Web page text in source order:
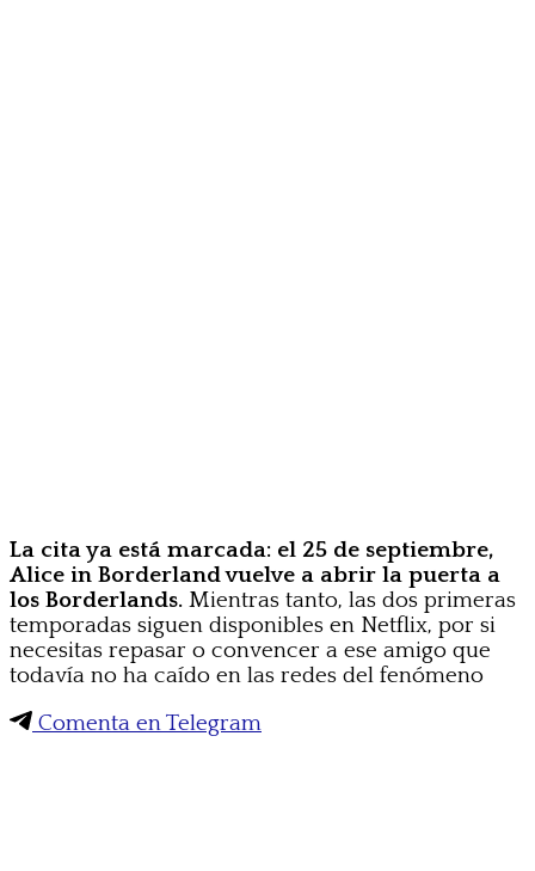
La cita ya está marcada: el 25 de septiembre,
Alice in Borderland vuelve a abrir la puerta a
los Borderlands. Mientras tanto, las dos primeras
temporadas siguen disponibles en Netflix, por si
necesitas repasar o convencer a ese amigo que
todavía no ha caído en las redes del fenómeno
Comenta en Telegram